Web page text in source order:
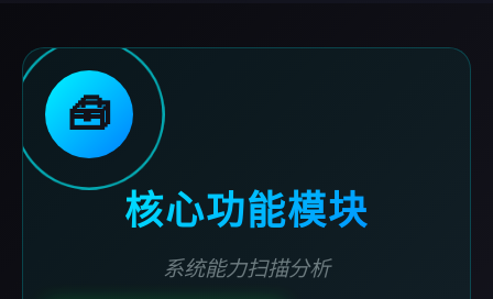
🧰
核心功能模块
系统能力扫描分析